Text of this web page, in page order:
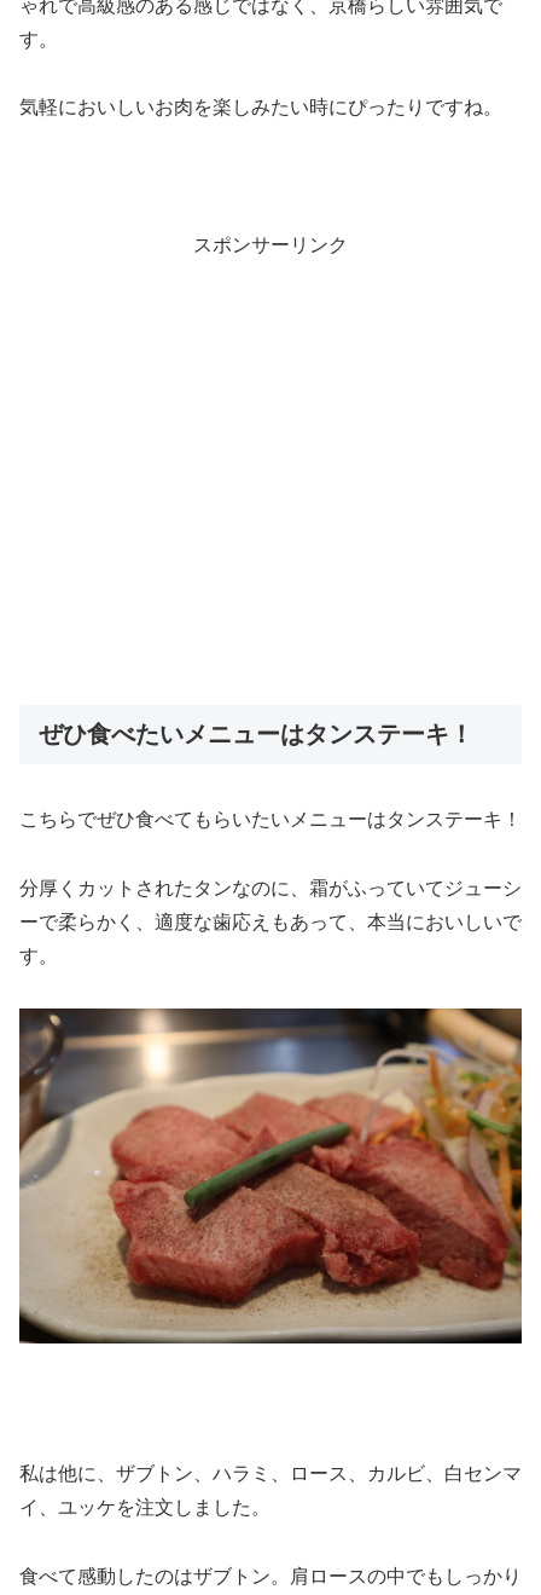
ゃれで高級感のある感じではなく、京橋らしい雰囲気で
す。
気軽においしいお肉を楽しみたい時にぴったりですね。
スポンサーリンク
ぜひ食べたいメニューはタンステーキ！
こちらでぜひ食べてもらいたいメニューはタンステーキ！
分厚くカットされたタンなのに、霜がふっていてジューシ
ーで柔らかく、適度な歯応えもあって、本当においしいで
す。
私は他に、ザブトン、ハラミ、ロース、カルビ、白センマ
イ、ユッケを注文しました。
食べて感動したのはザブトン。肩ロースの中でもしっかり